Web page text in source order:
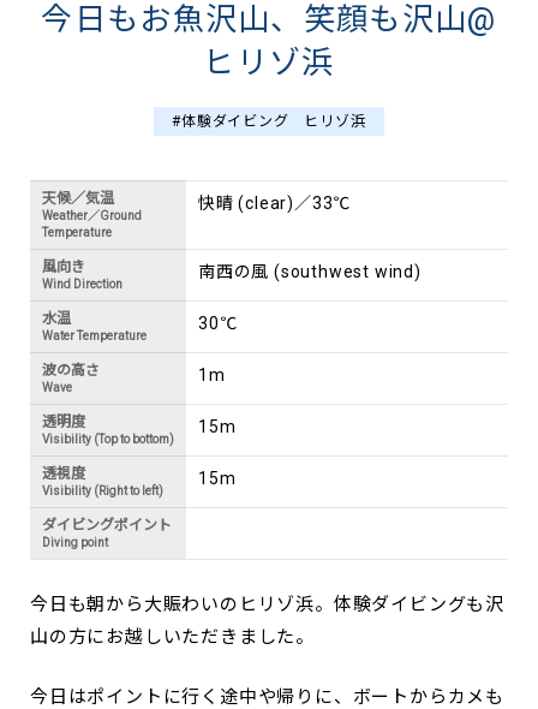
今日もお魚沢山、笑顔も沢山@
ヒリゾ浜
#体験ダイビング ヒリゾ浜
天候／気温
Weather／Ground
Temperature
快晴 (clear)／33℃
風向き
Wind Direction
南西の風 (southwest wind)
水温
Water Temperature
30℃
波の高さ
Wave
1m
透明度
Visibility (Top to bottom)
15m
透視度
Visibility (Right to left)
15m
ダイビングポイント
Diving point
今日も朝から大賑わいのヒリゾ浜。体験ダイビングも沢
山の方にお越しいただきました。
今日はポイントに行く途中や帰りに、ボートからカメも